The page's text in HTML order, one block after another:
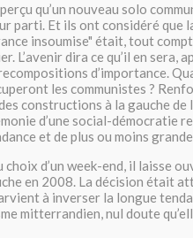
qu’un nouveau solo
parti. Et ils ont considéré que
insoumise" était, tout
L’avenir dira ce qu’il en sera,
d’importance.
les communistes ?
constructions à la gauche de
d’une social-démocratie
et de plus ou moins
d’un week-end, il laisse
en 2008. La décision était
à inverser la longue
mitterrandien, nul doute